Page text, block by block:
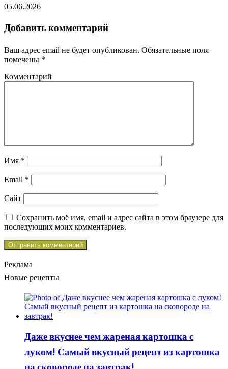
05.06.2026
Добавить комментарий
Ваш адрес email не будет опубликован. Обязательные поля
помечены *
Комментарий
Имя *
Email *
Сайт
Сохранить моё имя, email и адрес сайта в этом браузере для
последующих моих комментариев.
Реклама
Новые рецепты
Даже вкуснее чем жареная картошка с
луком! Самый вкусный рецепт из картошка